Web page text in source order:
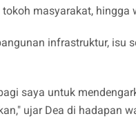
masyarakat, hingga
infrastruktur, isu
saya untuk
ujar Dea di hadapan